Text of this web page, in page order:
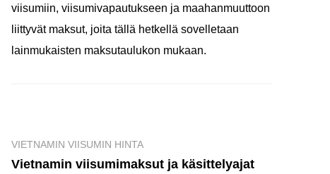
viisumiin, viisumivapautukseen ja maahanmuuttoon
liittyvät maksut, joita tällä hetkellä sovelletaan
lainmukaisten maksutaulukon mukaan.
VIETNAMIN VIISUMIN HINTA
Vietnamin viisumimaksut ja käsittelyajat